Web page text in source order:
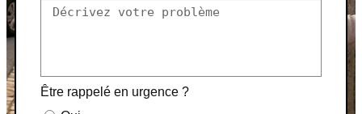
Être rappelé en urgence ?